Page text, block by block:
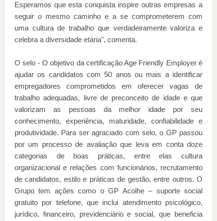
Esperamos que esta conquista inspire outras empresas a
seguir o mesmo caminho e a se comprometerem com
uma cultura de trabalho que verdadeiramente valoriza e
celebra a diversidade etária", comenta.
O selo - O objetivo da certificação Age Friendly Employer é
ajudar os candidatos com 50 anos ou mais a identificar
empregadores comprometidos em oferecer vagas de
trabalho adequadas, livre de preconceito de idade e que
valorizam as pessoas da melhor idade por seu
conhecimento, experiência, maturidade, confiabilidade e
produtividade. Para ser agraciado com selo, o GP passou
por um processo de avaliação que leva em conta doze
categorias de boas práticas, entre elas cultura
organizacional e relações com funcionários, recrutamento
de candidatos, estilo e práticas de gestão, entre outros. O
Grupo tem ações como o GP Acolhe – suporte social
gratuito por telefone, que inclui atendimento psicológico,
jurídico, financeiro, previdenciário e social, que beneficia